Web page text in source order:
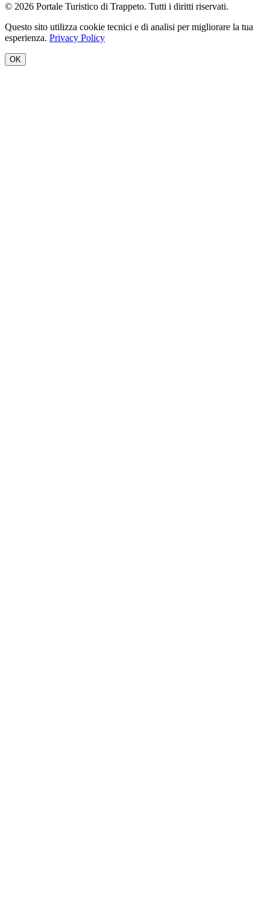
© 2026 Portale Turistico di Trappeto. Tutti i diritti riservati.
Questo sito utilizza cookie tecnici e di analisi per migliorare la tua
esperienza. Privacy Policy
OK